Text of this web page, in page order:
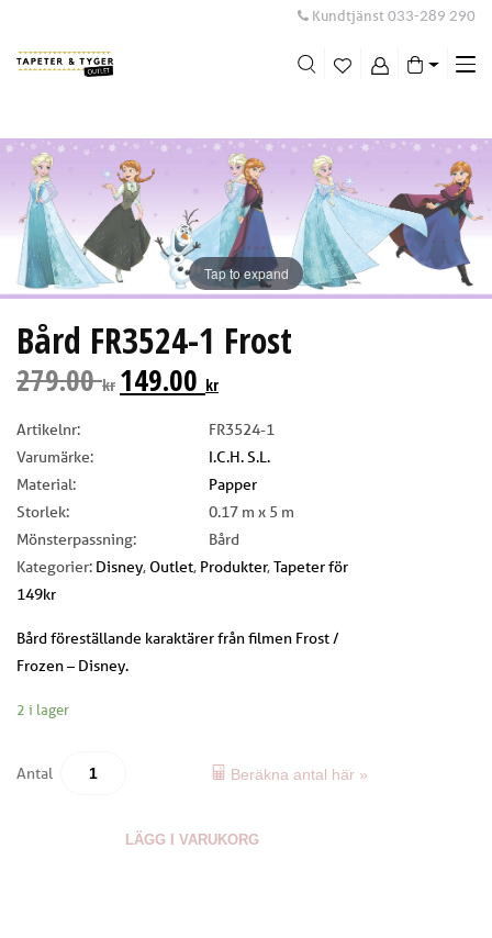
Kundtjänst 033-289 290
Tap to expand
Bård FR3524-1 Frost
279.00kr 149.00 kr
Artikelnr:
FR3524-1
Varumärke:
I.C.H. S.L.
Material:
Papper
Storlek:
0.17 m x 5 m
Mönsterpassning:
Bård
Kategorier: Disney, Outlet, Produkter,Tapeter för
149kr
Bård föreställande karaktärer från filmen Frost /
Frozen – Disney.
2 i lager
Antal Beräkna antal här »
LÄGG I VARUKORG